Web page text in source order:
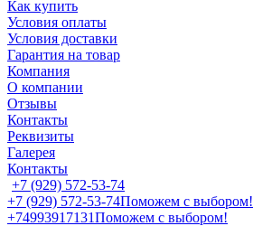
Как купить
Условия оплаты
Условия доставки
Гарантия на товар
Компания
О компании
Отзывы
Контакты
Реквизиты
Галерея
Контакты
+7 (929) 572-53-74
+7 (929) 572-53-74Поможем с выбором!
+74993917131Поможем с выбором!